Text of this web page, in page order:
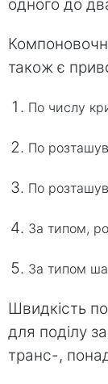
одного до
також є
По числу
По
По
За типом,
За типом
Швидкість
для поділу
транс-,